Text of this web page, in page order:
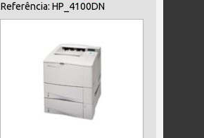
Referência: HP_4100DN